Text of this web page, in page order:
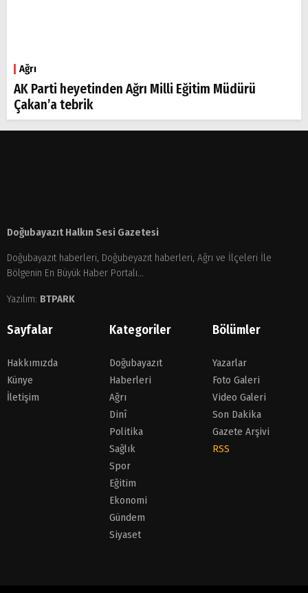
Ağrı
AK Parti heyetinden Ağrı Milli Eğitim Müdürü
Çakan’a tebrik
Doğubayazıt Halkın Sesi Gazetesi
Doğubayazıt haberleri, Doğubeyazıt haberleri, Ağrı ve İlçeleri İle
Bölgenin En Büyük Haber Portalı...
Yazılım: BTPARK
Sayfalar
Hakkımızda
Künye
İletişim
Kategoriler
Doğubayazıt
Haberleri
Ağrı
Dinî
Politika
Sağlık
Spor
Eğitim
Ekonomi
Gündem
Siyaset
Bölümler
Yazarlar
Foto Galeri
Video Galeri
Son Dakika
Gazete Arşivi
RSS